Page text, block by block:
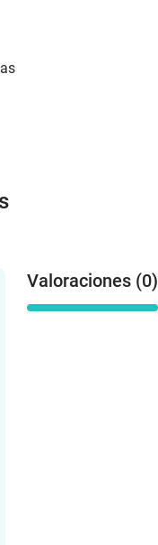
Valoraciones (0)